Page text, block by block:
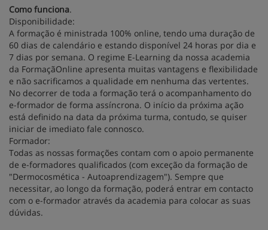
Como funciona.
Disponibilidade:
A formação é ministrada 100% online, tendo uma duração de
60 dias de calendário e estando disponível 24 horas por dia e
7 dias por semana. O regime E-Learning da nossa academia
da FormaçãOnline apresenta muitas vantagens e flexibilidade
e não sacrificamos a qualidade em nenhuma das vertentes.
No decorrer de toda a formação terá o acompanhamento do
e-formador de forma assíncrona. O início da próxima ação
está definido na data da próxima turma, contudo, se quiser
iniciar de imediato fale connosco.
Formador:
Todas as nossas formações contam com o apoio permanente
de e-formadores qualificados (com exceção da formação de
"Dermocosmética - Autoaprendizagem"). Sempre que
necessitar, ao longo da formação, poderá entrar em contacto
com o e-formador através da academia para colocar as suas
dúvidas.